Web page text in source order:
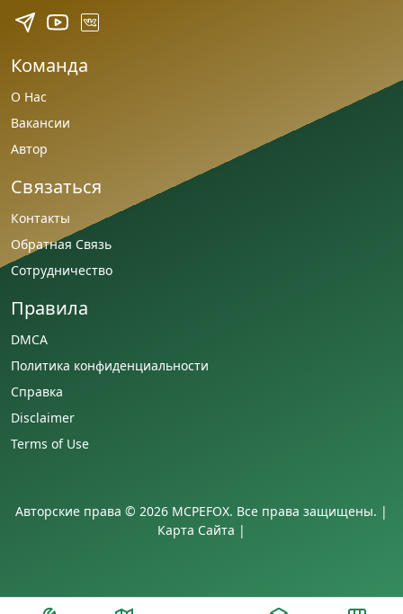
Команда
О Нас
Вакансии
Автор
Связаться
Контакты
Обратная Связь
Сотрудничество
Правила
DMCA
Политика конфиденциальности
Справка
Disclaimer
Terms of Use
Авторские права © 2026 MCPEFOX. Все права защищены. |
Карта Сайта |